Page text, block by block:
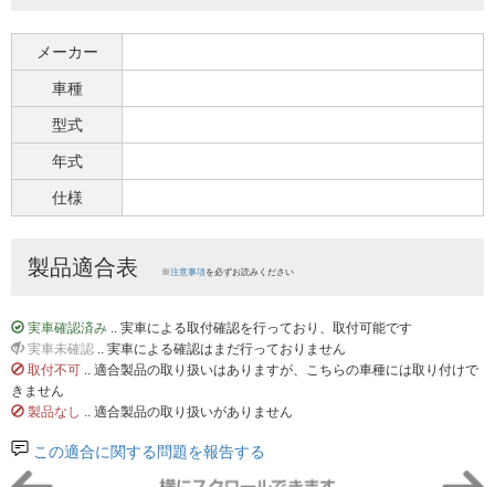
メーカー
車種
型式
年式
仕様
製品適合表 ※注意事項を必ずお読みください
実車確認済み .. 実車による取付確認を行っており、取付可能です
実車未確認 .. 実車による確認はまだ行っておりません
取付不可 .. 適合製品の取り扱いはありますが、こちらの車種には取り付けで
きません
製品なし .. 適合製品の取り扱いがありません
この適合に関する問題を報告する